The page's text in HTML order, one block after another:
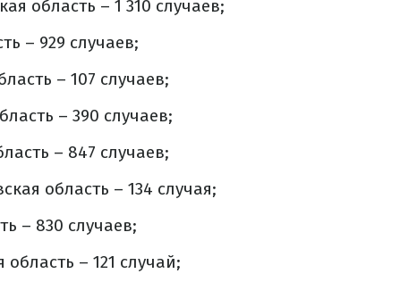
область – 1 310 случаев;
– 929 случаев;
– 107 случаев;
– 390 случаев;
– 847 случаев;
область – 134 случая;
– 830 случаев;
область – 121 случай;